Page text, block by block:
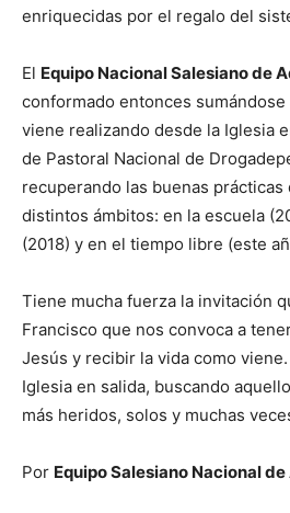
enriquecidas por el regalo del
El Equipo Nacional Salesiano de
conformado entonces
viene realizando desde la Iglesia
de Pastoral Nacional de
recuperando las buenas
distintos ámbitos: en la escuela
(2018) y en el tiempo libre (este
Tiene mucha fuerza la invitación
Francisco que nos convoca a
Jesús y recibir la vida como
Iglesia en salida, buscando
más heridos, solos y muchas
Por Equipo Salesiano Nacional